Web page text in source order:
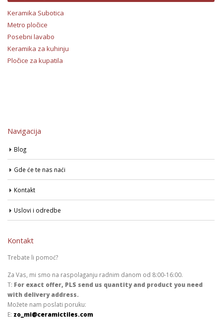
Keramika Subotica
Metro pločice
Posebni lavabo
Keramika za kuhinju
Pločice za kupatila
Navigacija
Blog
Gde će te nas naći
Kontakt
Uslovi i odredbe
Kontakt
Trebate li pomoć?
Za Vas, mi smo na raspolaganju radnim danom od 8:00-16:00.
T: For exact offer, PLS send us quantity and product you need
with delivery address.
Možete nam poslati poruku:
E: zo_mi@ceramictiles.com